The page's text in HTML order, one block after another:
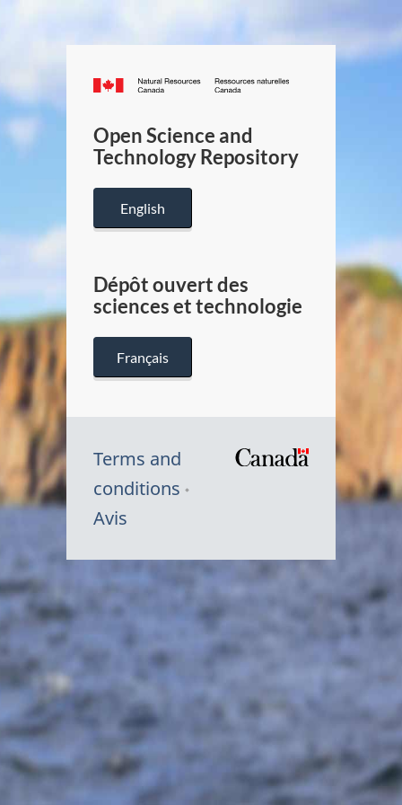
Canada.ca
/
Canada
Open Science and
Technology Repository
English
Dépôt ouvert des
sciences et technologie
Français
Terms and
conditions
Avis
Symbole
Canada